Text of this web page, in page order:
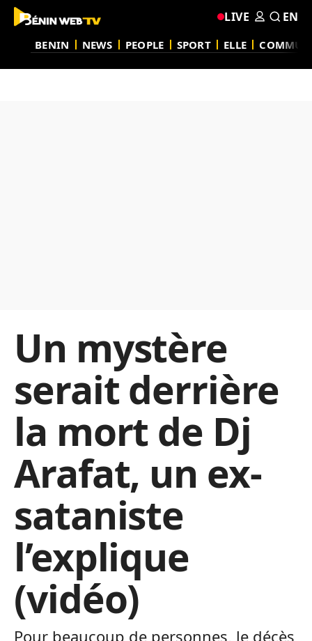
BENIN NEWS PEOPLE SPORT ELLE
LIVE EN
Un mystère
serait derrière
la mort de Dj
Arafat, un ex-
sataniste
l’explique
(vidéo)
Pour beaucoup de personnes, le décès